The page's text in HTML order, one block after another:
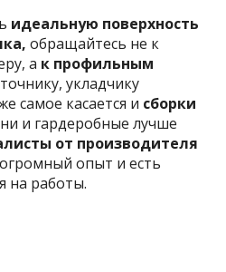
идеальную поверхность
обращайтесь не к
а к профильным
укладчику
самое касается и сборки
и гардеробные лучше
от производителя
опыт и есть
на работы.